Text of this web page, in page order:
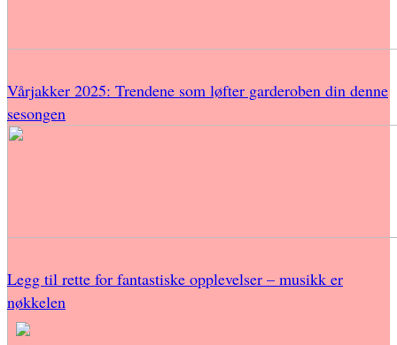
Vårjakker 2025: Trendene som løfter garderoben din denne
sesongen
Legg til rette for fantastiske opplevelser – musikk er
nøkkelen